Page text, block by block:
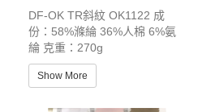
DF-OK TR斜紋 OK1122 成
份：58%滌綸 36%人棉 6%氨
綸 克重：270g
Show More